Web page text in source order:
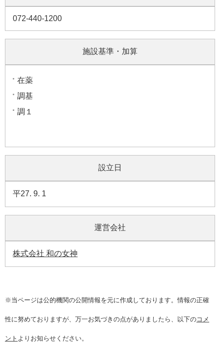
072-440-1200
施設基準・加算
在薬
調基
調１
設立日
平27. 9. 1
運営会社
株式会社 和の女神
※当ページは公的機関の公開情報を元に作成しております。情報の正確
性に努めておりますが、万一お気づきの点がありましたら、以下のコメ
ント よりお知らせください。